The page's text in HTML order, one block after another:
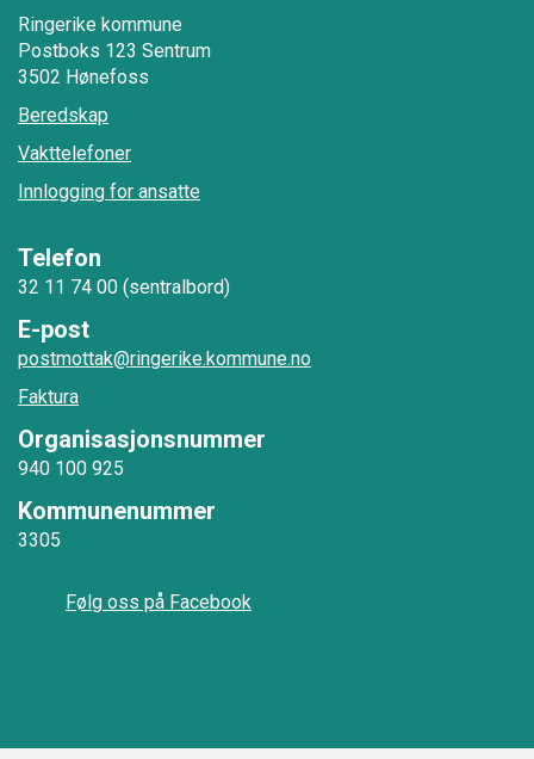
Ringerike kommune
Postboks 123 Sentrum
3502 Hønefoss
Beredskap
Vakttelefoner
Innlogging for ansatte
Telefon
32 11 74 00 (sentralbord)
E-post
postmottak@ringerike.kommune.no
Faktura
Organisasjonsnummer
940 100 925
Kommunenummer
3305
Følg oss på Facebook